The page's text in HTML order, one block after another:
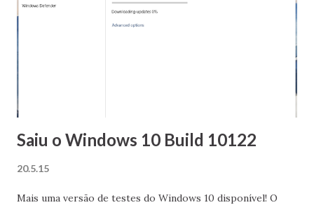
Saiu o Windows 10 Build 10122
20.5.15
Mais uma versão de testes do Windows 10 disponível! O